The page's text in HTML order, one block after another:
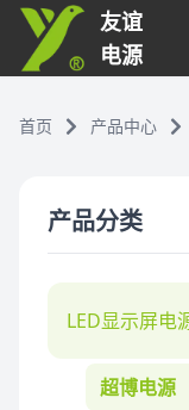
友谊
电源
首页 产品中心
产品分类
LED显示屏电
超博电源